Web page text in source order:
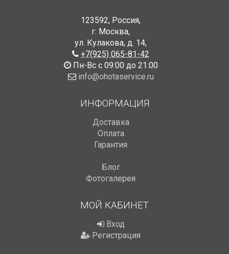
123592, Россия,
г. Москва,
ул. Кулакова, д. 14,
+7(925) 065-81-42
Пн-Вс с 09:00 до 21:00
info@ohotaservice.ru
ИНФОРМАЦИЯ
Доставка
Оплата
Гарантия
Блог
Фотогалерея
МОЙ КАБИНЕТ
Вход
Регистрация